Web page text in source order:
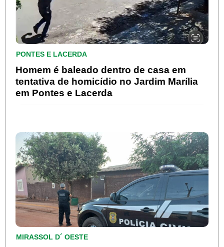
PONTES E LACERDA
Homem é baleado dentro de casa em
tentativa de homicídio no Jardim Marília
em Pontes e Lacerda
MIRASSOL D´ OESTE